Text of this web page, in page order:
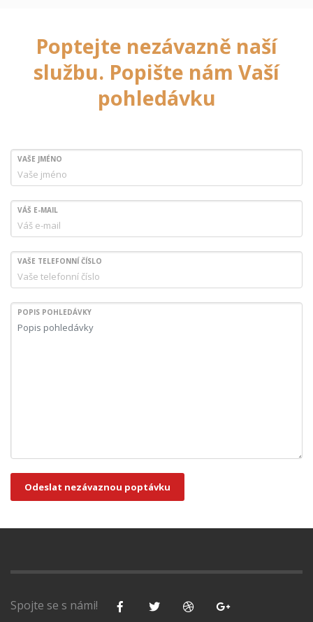
Poptejte nezávazně naší
službu. Popište nám Vaší
pohledávku
VAŠE JMÉNO
VÁŠ E-MAIL
VAŠE TELEFONNÍ ČÍSLO
POPIS POHLEDÁVKY
Odeslat nezávaznou poptávku
Spojte se s námi!